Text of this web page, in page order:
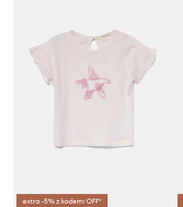
extra -5% z kodem: OFF*